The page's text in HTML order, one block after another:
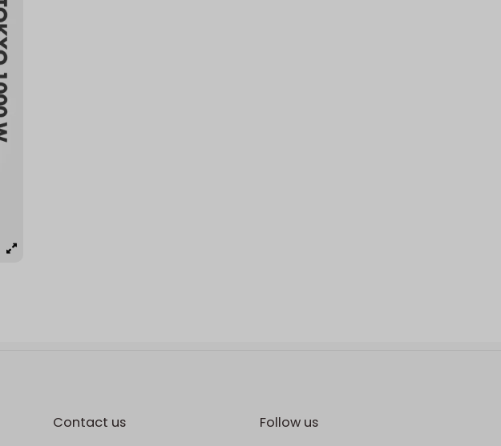
Contact us Follow us